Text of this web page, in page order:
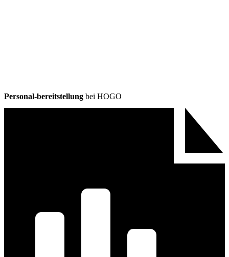
Personal-bereitstellung bei HOGO